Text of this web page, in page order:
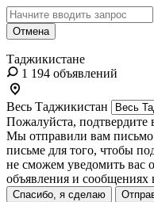
Отмена
Таджикистане
1 194 объявлений
Весь Таджикистан
Пожалуйста, подтвердите
Мы отправили вам письмо
письме для того, чтобы
не сможем уведомить вас
объявления и сообщениях
Спасибо, я сделаю